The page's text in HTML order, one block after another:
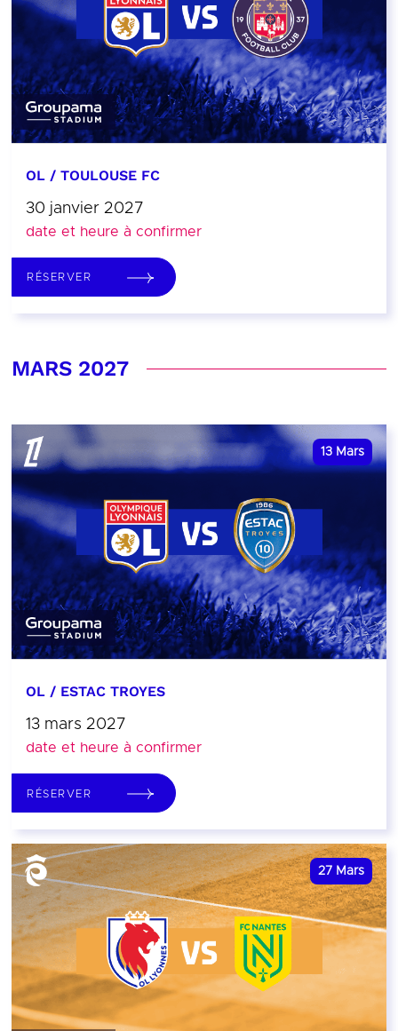
OL / TOULOUSE FC
30 janvier 2027
date et heure à confirmer
RÉSERVER
MARS 2027
13 Mars
OL / ESTAC TROYES
13 mars 2027
date et heure à confirmer
RÉSERVER
27 Mars